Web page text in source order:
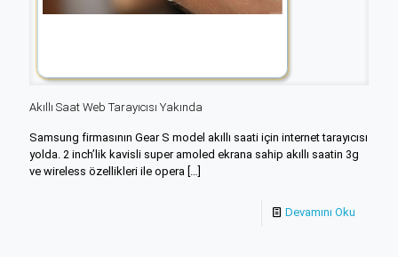
Akıllı Saat Web Tarayıcısı Yakında
Samsung firmasının Gear S model akıllı saati için internet tarayıcısı
yolda. 2 inch’lik kavisli super amoled ekrana sahip akıllı saatin 3g
ve wireless özellikleri ile opera
Devamını Oku